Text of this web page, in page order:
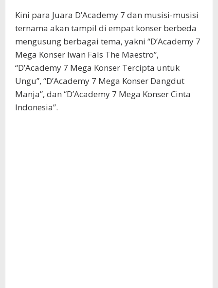
Kini para Juara D’Academy 7 dan musisi-musisi
ternama akan tampil di empat konser berbeda
mengusung berbagai tema, yakni “D’Academy 7
Mega Konser Iwan Fals The Maestro”,
“D’Academy 7 Mega Konser Tercipta untuk
Ungu”, “D’Academy 7 Mega Konser Dangdut
Manja”, dan “D’Academy 7 Mega Konser Cinta
Indonesia”.